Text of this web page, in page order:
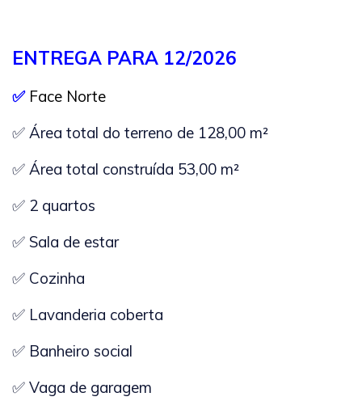
ENTREGA PARA 12/2026
✅ Face Norte
✅ Área total do terreno de 128,00 m²
✅ Área total construída 53,00 m²
✅ 2 quartos
✅ Sala de estar
✅ Cozinha
✅ Lavanderia coberta
✅ Banheiro social
✅ Vaga de garagem